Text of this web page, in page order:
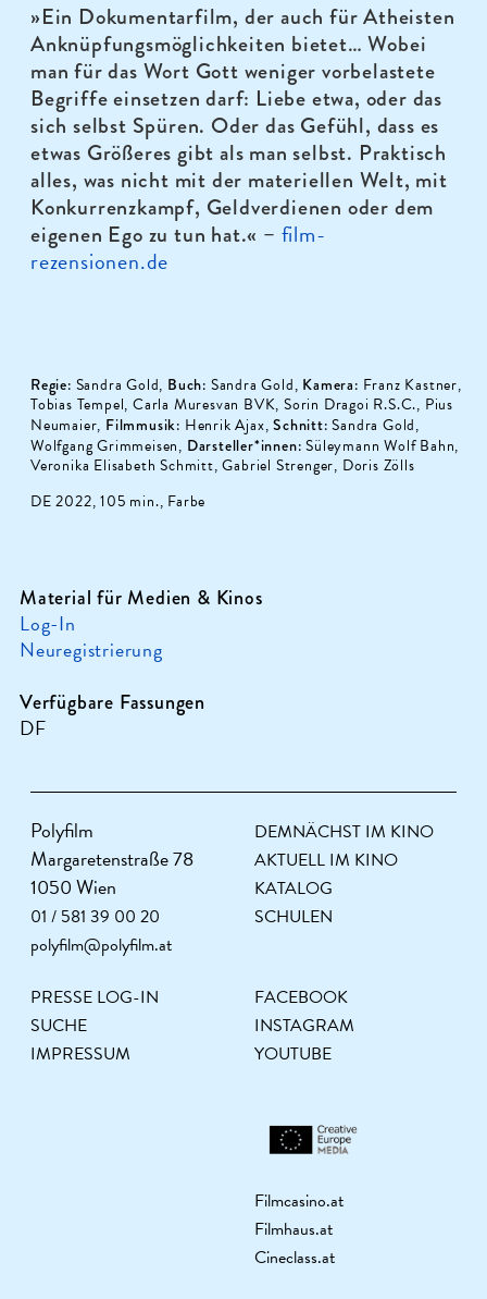
»Ein Dokumentarfilm, der auch für Atheisten
Anknüpfungsmöglichkeiten bietet… Wobei
man für das Wort Gott weniger vorbelastete
Begriffe einsetzen darf: Liebe etwa, oder das
sich selbst Spüren. Oder das Gefühl, dass es
etwas Größeres gibt als man selbst. Praktisch
alles, was nicht mit der materiellen Welt, mit
Konkurrenzkampf, Geldverdienen oder dem
eigenen Ego zu tun hat.« – film-
rezensionen.de
Regie: Sandra Gold, Buch: Sandra Gold, Kamera: Franz Kastner,
Tobias Tempel, Carla Muresvan BVK, Sorin Dragoi R.S.C., Pius
Neumaier, Filmmusik: Henrik Ajax,Schnitt: Sandra Gold,
Wolfgang Grimmeisen, Darsteller*innen: Süleymann Wolf Bahn,
Veronika Elisabeth Schmitt, Gabriel Strenger, Doris Zölls
DE 2022, 105 min., Farbe
Material für Medien & Kinos
Log-In
Neuregistrierung
Verfügbare Fassungen
DF
Polyfilm
Margaretenstraße 78
1050 Wien
01 / 581 39 00 20
polyfilm@polyfilm.at
DEMNÄCHST IM KINO
AKTUELL IM KINO
KATALOG
SCHULEN
PRESSE LOG-IN
SUCHE
IMPRESSUM
FACEBOOK
INSTAGRAM
YOUTUBE
Filmcasino.at
Filmhaus.at
Cineclass.at